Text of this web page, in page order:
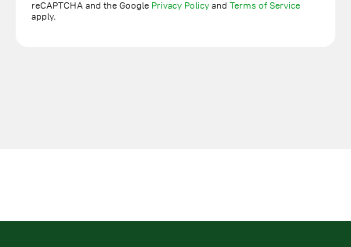
reCAPTCHA and the Google Privacy Policy and Terms of Service
apply.